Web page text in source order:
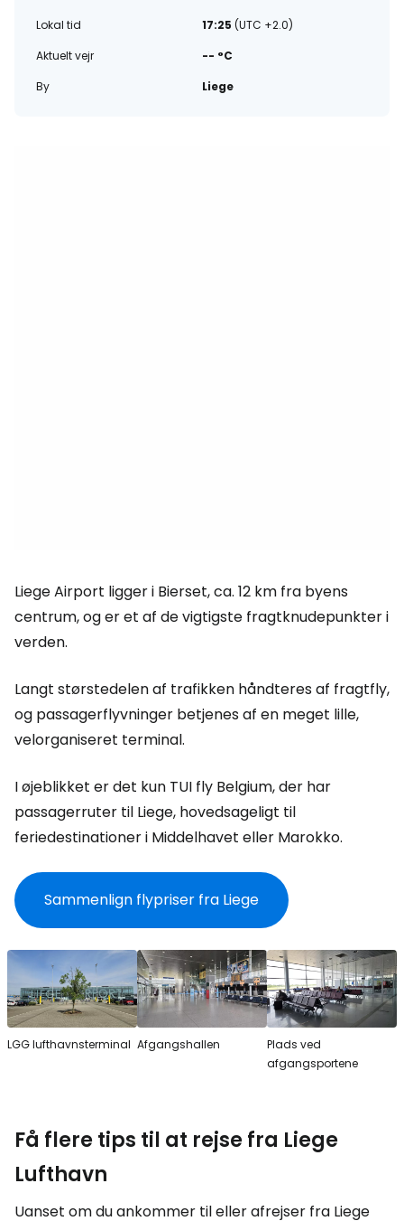
Lokal tid
17:25 (UTC +2.0)
Aktuelt vejr
-- °C
By
Liege
Liege Airport ligger i Bierset, ca. 12 km fra byens
centrum, og er et af de vigtigste fragtknudepunkter i
verden.
Langt størstedelen af trafikken håndteres af fragtfly,
og passagerflyvninger betjenes af en meget lille,
velorganiseret terminal.
I øjeblikket er det kun TUI fly Belgium, der har
passagerruter til Liege, hovedsageligt til
feriedestinationer i Middelhavet eller Marokko.
Sammenlign flypriser fra Liege
LGG lufthavnsterminal Afgangshallen
Plads ved
afgangsportene
Få flere tips til at rejse fra Liege
Lufthavn
Uanset om du ankommer til eller afrejser fra Liege